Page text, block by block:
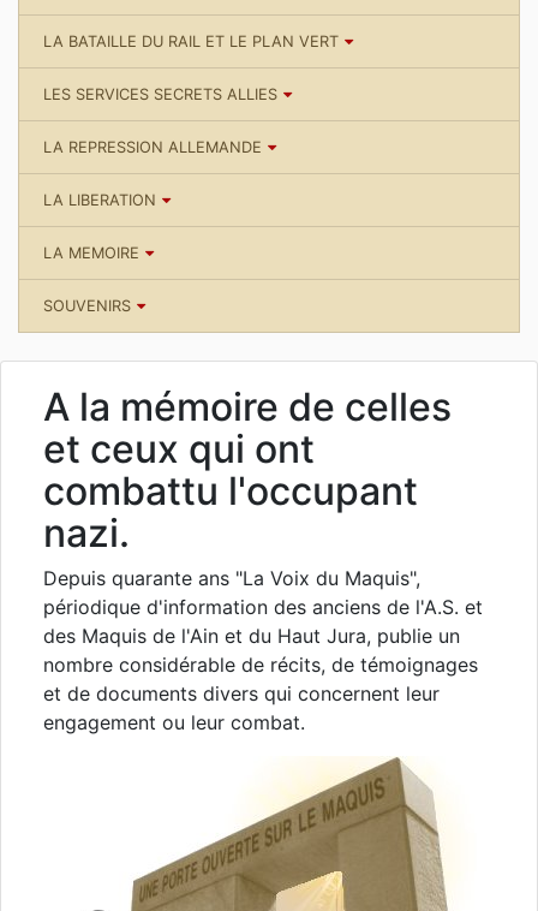
LA BATAILLE DU RAIL ET LE PLAN VERT
LES SERVICES SECRETS ALLIES
LA REPRESSION ALLEMANDE
LA LIBERATION
LA MEMOIRE
SOUVENIRS
A la mémoire de celles
et ceux qui ont
combattu l'occupant
nazi.
Depuis quarante ans "La Voix du Maquis",
périodique d'information des anciens de l'A.S. et
des Maquis de l'Ain et du Haut Jura, publie un
nombre considérable de récits, de témoignages
et de documents divers qui concernent leur
engagement ou leur combat.